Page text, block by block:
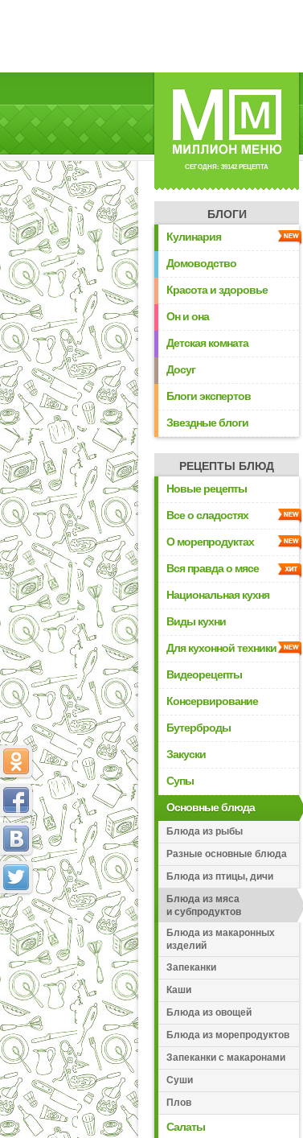
СЕГОДНЯ: 39142 РЕЦЕПТА
БЛОГИ
Кулинария
Домоводство
Красота и здоровье
Он и она
Детская комната
Досуг
Блоги экспертов
Звездные блоги
РЕЦЕПТЫ БЛЮД
Новые рецепты
Все о сладостях
О морепродуктах
Вся правда о мясе
Национальная кухня
Виды кухни
Для кухонной техники
Видеорецепты
Консервирование
Бутерброды
Закуски
Супы
Основные блюда
Блюда из рыбы
Разные основные блюда
Блюда из птицы, дичи
Блюда из мяса
и субпродуктов
Блюда из макаронных
изделий
Запеканки
Каши
Блюда из овощей
Блюда из морепродуктов
Запеканки с макаронами
Суши
Плов
Салаты